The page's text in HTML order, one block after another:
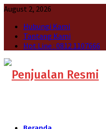
August 2, 2026
Hubungi Kami
Tantang Kami
Hot Line : 0812 1107666